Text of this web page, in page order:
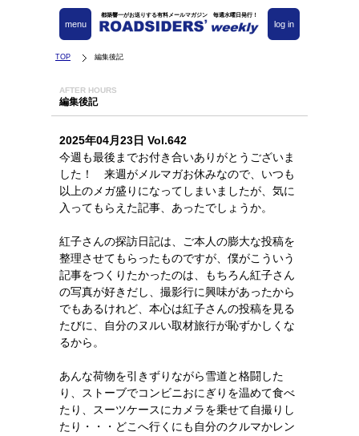
都築響一がお送りする有料メールマガジン 毎週水曜日発行！
log in
menu
TOP 編集後記
AFTER HOURS
編集後記
2025年04月23日 Vol.642
今週も最後までお付き合いありがとうございま
した！ 来週がメルマガお休みなので、いつも
以上のメガ盛りになってしまいましたが、気に
入ってもらえた記事、あったでしょうか。
紅子さんの探訪日記は、ご本人の膨大な投稿を
整理させてもらったものですが、僕がこういう
記事をつくりたかったのは、もちろん紅子さん
の写真が好きだし、撮影行に興味があったから
でもあるけれど、本心は紅子さんの投稿を見る
たびに、自分のヌルい取材旅行が恥ずかしくな
るから。
あんな荷物を引きずりながら雪道と格闘した
り、ストーブでコンビニおにぎりを温めて食べ
たり、スーツケースにカメラを乗せて自撮りし
たり・・・どこへ行くにも自分のクルマかレン